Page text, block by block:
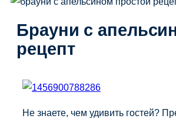
Брауни с
рецепт
Не знаете, чем удивить гостей?